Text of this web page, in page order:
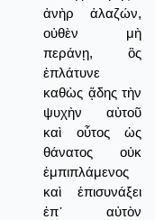
ἀνὴρ ἀλαζών,
οὐθὲν μὴ
περάνῃ, ὃς
ἐπλάτυνε
καθὼς ᾅδης τὴν
ψυχὴν αὐτοῦ
καὶ οὗτος ὡς
θάνατος οὐκ
ἐμπιπλάμενος
καὶ ἐπισυνάξει
ἐπ᾿ αὐτὸν